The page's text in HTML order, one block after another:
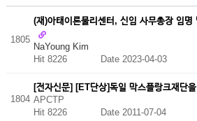
1805
(재)아태이론물리센터, 신임 사무총장 임
NaYoung Kim
Hit 8226 Date 2023-04-03
1804
[전자신문] [ET단상]독일 막스플랑크재단
APCTP
Hit 8226
Date 2011-07-04